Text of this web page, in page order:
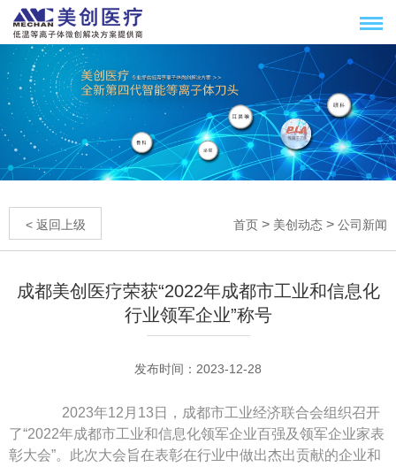
< 返回上级 首页 > 美创动态 > 公司新闻
成都美创医疗荣获“2022年成都市工业和信息化
行业领军企业”称号
发布时间：2023-12-28
2023年12月13日，成都市工业经济联合会组织召开
了“2022年成都市工业和信息化领军企业百强及领军企业家表
彰大会”。此次大会旨在表彰在行业中做出杰出贡献的企业和